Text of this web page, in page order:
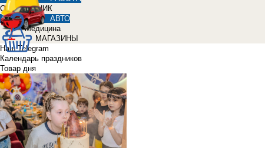
СПРАВОЧНИК
АВТО
Медицина
МАГАЗИНЫ
Наш Telegram
Календарь праздников
Товар дня